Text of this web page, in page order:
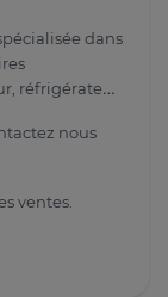
dans
réfrigérateur,
ventes.